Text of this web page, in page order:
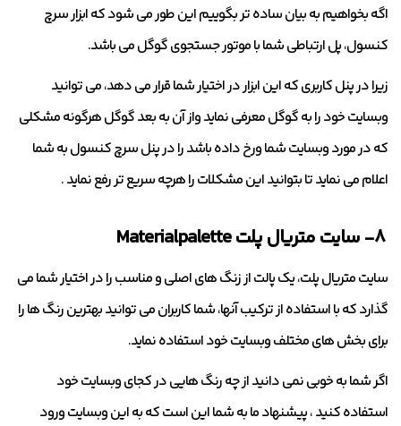
اگه بخواهیم به بیان ساده تر بگوییم این طور می شود که ابزار سرچ
کنسول، پل ارتباطی شما با موتور جستجوی گوگل می باشد.
زیرا در پنل کاربری که این ابزار در اختیار شما قرار می دهد، می توانید
وبسایت خود را به گوگل معرفی نماید واز آن به بعد گوگل هرگونه مشکلی
که در مورد وبسایت شما ورخ داده باشد را در پنل سرچ کنسول به شما
اعلام می نماید تا بتوانید این مشکلات را هرچه سریع تر رفع نماید .
۸- سایت متریال پلت Materialpalette
سایت متریال پلت، یک پالت از زنگ های اصلی و مناسب را در اختیار شما می
گذارد که با استفاده از ترکیب آنها، شما کاربران می توانید بهترین رنگ ها را
برای بخش های مختلف وبسایت خود استفاده نماید.
اگر شما به خوبی نمی دانید از چه رنگ هایی در کجای وبسایت خود
استفاده کنید ، پیشنهاد ما به شما این است که به این وبسایت ورود